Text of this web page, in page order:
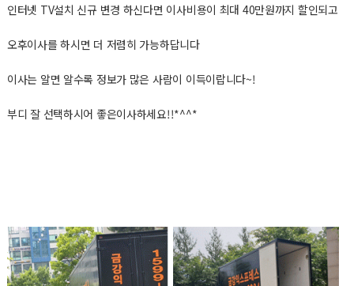
인터넷 TV설치 신규 변경 하신다면 이사비용이 최대 40만원까지 할인되고
오후이사를 하시면 더 저렴히 가능하답니다
이사는 알면 알수록 정보가 많은 사람이 이득이랍니다~!
부디 잘 선택하시어 좋은이사하세요!!*^^*